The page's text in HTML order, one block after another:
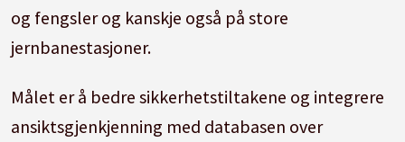
og fengsler og kanskje også på store
jernbanestasjoner.
Målet er å bedre sikkerhetstiltakene og integrere
ansiktsgjenkjenning med databasen over